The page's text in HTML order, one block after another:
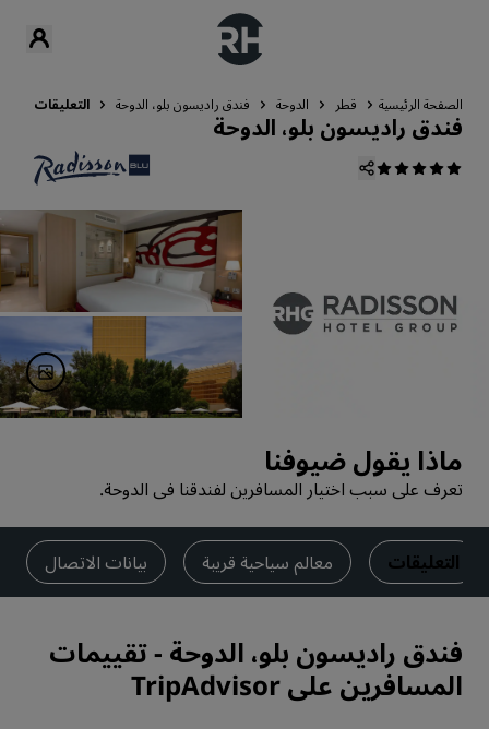
الصفحة الرئيسية قطر الدوحة فندق راديسون بلو، الدوحة التعليقات
فندق راديسون بلو، الدوحة
ماذا يقول ضيوفنا
تعرف على سبب اختيار المسافرين لفندقنا في الدوحة.
التعليقات معالم سياحية قريبة بيانات الاتصال
فندق راديسون بلو، الدوحة -تقييمات
المسافرين على TripAdvisor